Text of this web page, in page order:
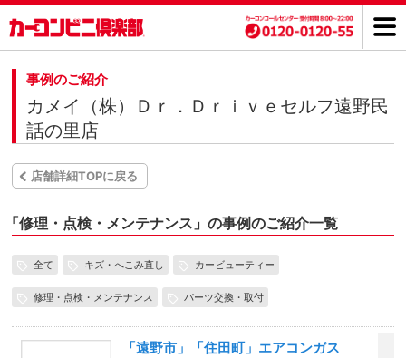
事例のご紹介
カメイ（株）Ｄｒ．Ｄｒｉｖｅセルフ遠野民
話の里店
店舗詳細TOPに戻る
「修理・点検・メンテナンス」の事例のご紹介一覧
全て キズ・へこみ直し カービューティー
修理・点検・メンテナンス パーツ交換・取付
「遠野市」「住田町」エアコンガス